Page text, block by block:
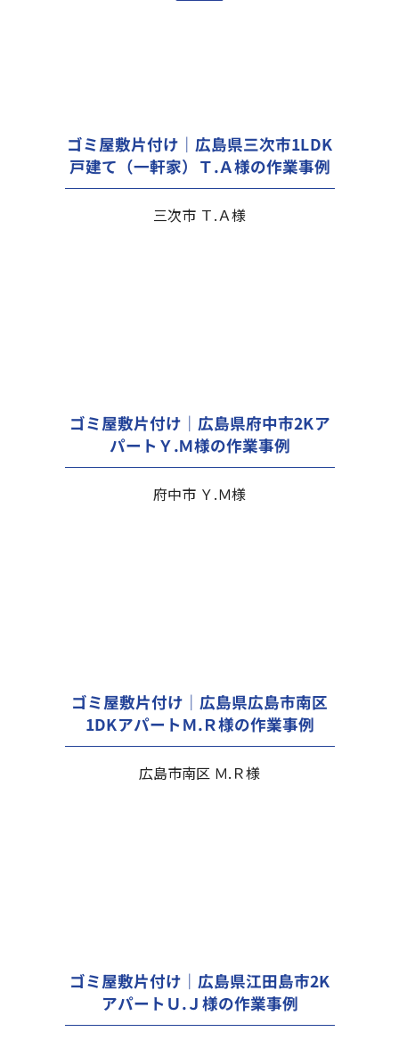
ゴミ屋敷片付け｜広島県三次市1LDK
戸建て（一軒家）Ｔ.Ａ様の作業事例
三次市 Ｔ.Ａ様
ゴミ屋敷片付け｜広島県府中市2Kア
パートＹ.Ｍ様の作業事例
府中市 Ｙ.Ｍ様
ゴミ屋敷片付け｜広島県広島市南区
1DKアパートＭ.Ｒ様の作業事例
広島市南区 Ｍ.Ｒ様
ゴミ屋敷片付け｜広島県江田島市2K
アパートＵ.Ｊ様の作業事例